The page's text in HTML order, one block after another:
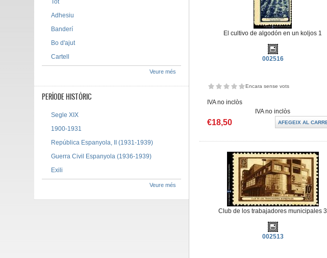
El cultivo de algodón en un koljos 1
002516
Encara sense vots
IVA no inclòs
IVA no inclòs
€18,50
Club de los trabajadores municipales 3
002513
Tot
Adhesiu
Banderí
Bo d'ajut
Cartell
Veure més
PERÍODE HISTÒRIC
Segle XIX
1900-1931
República Espanyola, II (1931-1939)
Guerra Civil Espanyola (1936-1939)
Exili
Veure més